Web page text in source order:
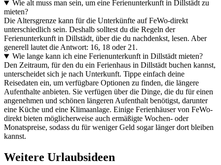
Wie alt muss man sein, um eine Ferienunterkunft in Dillstädt zu
mieten?
Die Altersgrenze kann für die Unterkünfte auf FeWo-direkt
unterschiedlich sein. Deshalb solltest du die Regeln der
Ferienunterkunft in Dillstädt, über die du nachdenkst, lesen. Aber
generell lautet die Antwort: 16, 18 oder 21.
Wie lange kann ich eine Ferienunterkunft in Dillstädt mieten?
Den Zeitraum, für den du ein Ferienhaus in Dillstädt buchen kannst,
unterscheidet sich je nach Unterkunft. Tippe einfach deine
Reisedaten ein, um verfügbare Optionen zu finden, die längere
Aufenthalte anbieten. Sie verfügen über die Dinge, die du für einen
angenehmen und schönen längeren Aufenthalt benötigst, darunter
eine Küche und eine Klimaanlage. Einige Ferienhäuser von FeWo-
direkt bieten möglicherweise auch ermäßigte Wochen- oder
Monatspreise, sodass du für weniger Geld sogar länger dort bleiben
kannst.
Weitere Urlaubsideen